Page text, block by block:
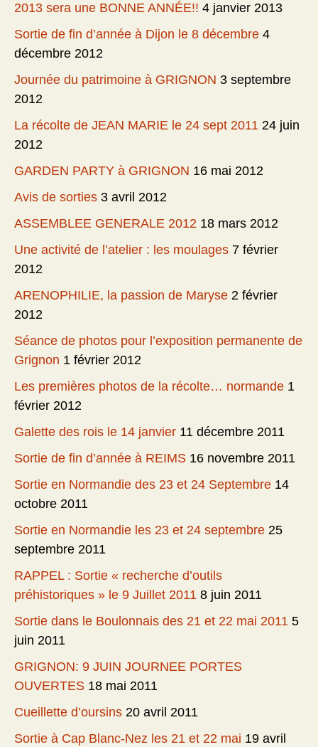
2013 sera une BONNE ANNÉE!! 4 janvier 2013
Sortie de fin d’année à Dijon le 8 décembre 4
décembre 2012
Journée du patrimoine à GRIGNON 3 septembre
2012
La récolte de JEAN MARIE le 24 sept 2011 24 juin
2012
GARDEN PARTY à GRIGNON 16 mai 2012
Avis de sorties 3 avril 2012
ASSEMBLEE GENERALE 2012 18 mars 2012
Une activité de l’atelier : les moulages 7 février
2012
ARENOPHILIE, la passion de Maryse 2 février
2012
Séance de photos pour l’exposition permanente de
Grignon 1 février 2012
Les premières photos de la récolte… normande 1
février 2012
Galette des rois le 14 janvier 11 décembre 2011
Sortie de fin d’année à REIMS 16 novembre 2011
Sortie en Normandie des 23 et 24 Septembre 14
octobre 2011
Sortie en Normandie les 23 et 24 septembre 25
septembre 2011
RAPPEL : Sortie « recherche d’outils
préhistoriques » le 9 Juillet 2011 8 juin 2011
Sortie dans le Boulonnais des 21 et 22 mai 2011 5
juin 2011
GRIGNON: 9 JUIN JOURNEE PORTES
OUVERTES 18 mai 2011
Cueillette d’oursins 20 avril 2011
Sortie à Cap Blanc-Nez les 21 et 22 mai 19 avril